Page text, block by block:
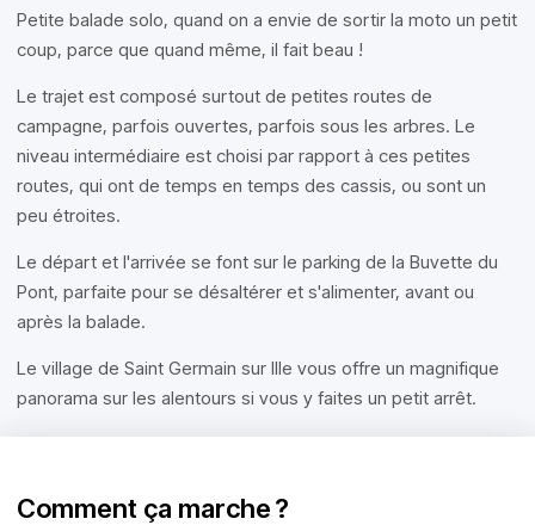
Petite balade solo, quand on a envie de sortir la moto un petit
coup, parce que quand même, il fait beau !
Le trajet est composé surtout de petites routes de
campagne, parfois ouvertes, parfois sous les arbres. Le
niveau intermédiaire est choisi par rapport à ces petites
routes, qui ont de temps en temps des cassis, ou sont un
peu étroites.
Le départ et l'arrivée se font sur le parking de la Buvette du
Pont, parfaite pour se désaltérer et s'alimenter, avant ou
après la balade.
Le village de Saint Germain sur Ille vous offre un magnifique
panorama sur les alentours si vous y faites un petit arrêt.
Comment ça marche ?